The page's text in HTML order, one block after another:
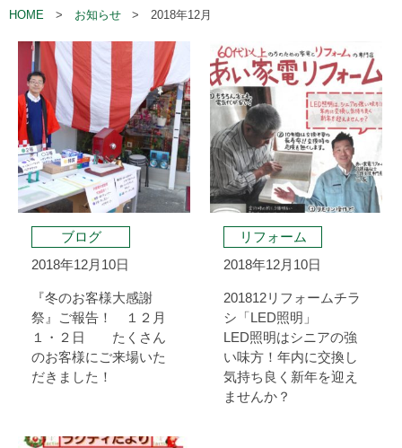
HOME お知らせ 2018年12月
ブログ
2018年12月10日
『冬のお客様大感謝
祭』ご報告！ １２月
１・２日 たくさん
のお客様にご来場いた
だきました！
リフォーム
2018年12月10日
201812リフォームチラ
シ「LED照明」
LED照明はシニアの強
い味方！年内に交換し
気持ち良く新年を迎え
ませんか？